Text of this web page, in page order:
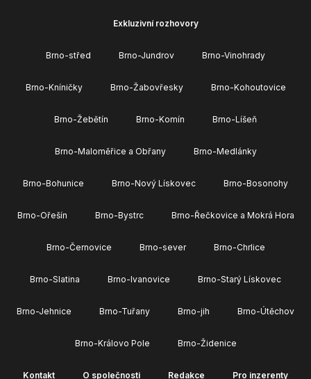
Exkluzivní rozhovory
Brno-střed Brno-Jundrov Brno-Vinohrady
Brno-Kníničky Brno-Žabovřesky Brno-Kohoutovice
Brno-Žebětín Brno-Komín Brno-Líšeň
Brno-Maloměřice a Obřany Brno-Medlánky
Brno-Bohunice Brno-Nový Lískovec Brno-Bosonohy
Brno-Ořešín Brno-Bystrc Brno-Řečkovice a Mokrá Hora
Brno-Černovice Brno-sever Brno-Chrlice
Brno-Slatina Brno-Ivanovice Brno-Starý Lískovec
Brno-Jehnice Brno-Tuřany Brno-jih Brno-Útěchov
Brno-Královo Pole Brno-Židenice
Kontakt O společnosti Redakce Pro inzerenty